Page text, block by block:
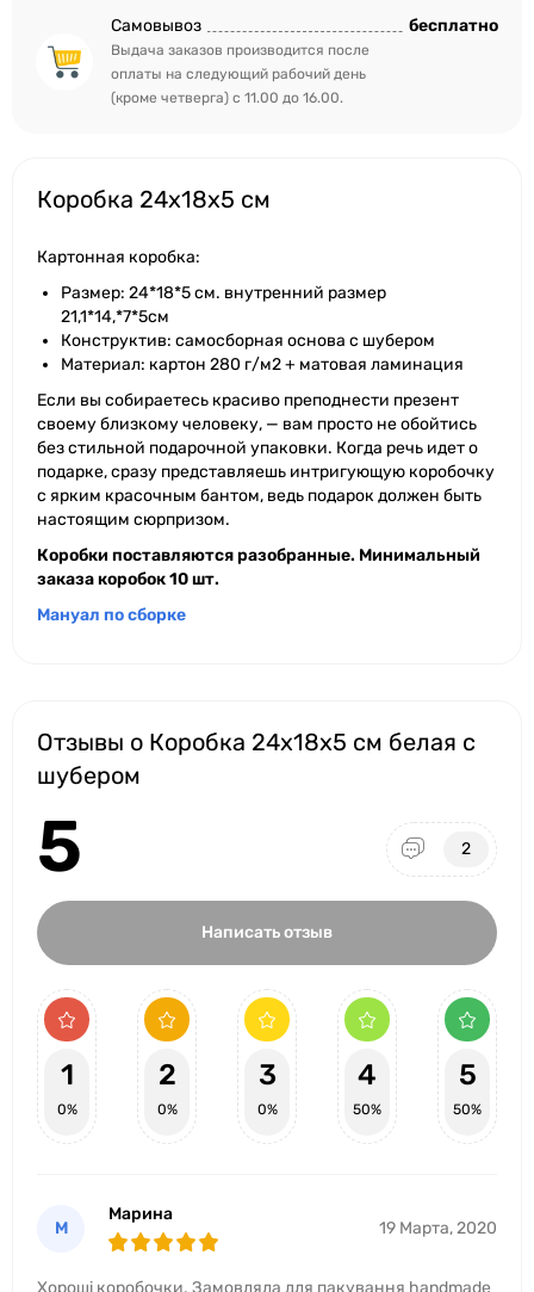
Самовывоз
Выдача заказов производится после
оплаты на следующий рабочий день
(кроме четверга) с 11.00 до 16.00.
бесплатно
Коробка 24x18x5 см
Картонная коробка:
Размер: 24*18*5 cм. внутренний размер
21,1*14,*7*5см
Конструктив: самосборная основа с шубером
Материал: картон 280 г/м2 + матовая ламинация
Если вы собираетесь красиво преподнести презент
своему близкому человеку, — вам просто не обойтись
без стильной подарочной упаковки. Когда речь идет о
подарке, сразу представляешь интригующую коробочку
с ярким красочным бантом, ведь подарок должен быть
настоящим сюрпризом.
Коробки поставляются разобранные. Минимальный
заказа коробок 10 шт.
Мануал по сборке
Отзывы о Коробка 24x18x5 см белая с
шубером
5 2
Написать отзыв
1
0%
2
0%
3
0%
4
50%
5
50%
М
Марина
19 Марта, 2020
Хороші коробочки. Замовляла для пакування handmade